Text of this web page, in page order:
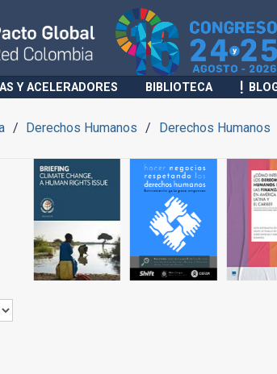
Y ACELERADORES BIBLIOTECA
Derechos Humanos Derechos Humanos